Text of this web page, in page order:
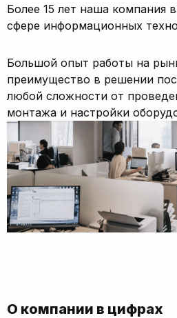
Более 15 лет наша компания
сфере информационных
Большой опыт работы на
преимущество в решении
любой сложности от
монтажа и настройки
О компании в цифрах